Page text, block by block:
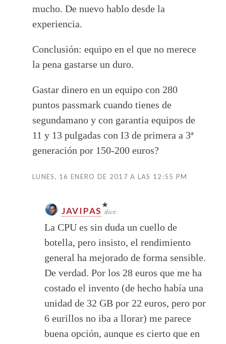
mucho. De nuevo hablo desde la
experiencia.
Conclusión: equipo en el que no merece
la pena gastarse un duro.
Gastar dinero en un equipo con 280
puntos passmark cuando tienes de
segundamano y con garantia equipos de
11 y 13 pulgadas con I3 de primera a 3ª
generación por 150-200 euros?
LUNES, 16 ENERO DE 2017 A LAS 12:55 PM
JAVIPAS dice:
La CPU es sin duda un cuello de
botella, pero insisto, el rendimiento
general ha mejorado de forma sensible.
De verdad. Por los 28 euros que me ha
costado el invento (de hecho había una
unidad de 32 GB por 22 euros, pero por
6 eurillos no iba a llorar) me parece
buena opción, aunque es cierto que en